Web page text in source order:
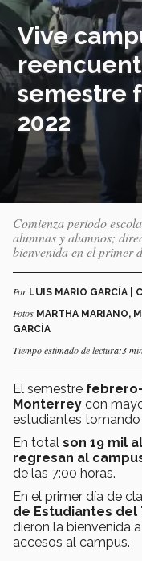
Vive
semestre
2022
Comienza periodo
alumnas y alumnos;
bienvenida en el primer
Por LUIS MARIO GARCÍA |
Fotos MARTHA MARIANO,
GARCÍA
Tiempo estimado de lectura:3
El semestre
Monterrey con
estudiantes tomando
En total son 19 mil
regresan al
de las 7:00 horas.
En el primer día de
de Estudiantes del
dieron la bienvenida
accesos al campus.